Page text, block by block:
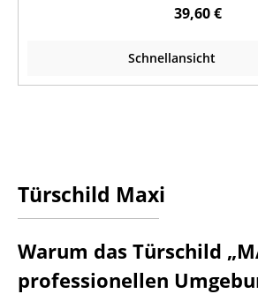
39,60 €
Schnellansicht
Türschild Maxi
Warum das Türschild
professionellen